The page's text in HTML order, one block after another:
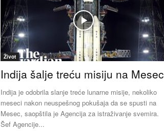
Život
Indija šalje treću misiju na Mesec
Indija je odobrila slanje treće lunarne misije, nekoliko
meseci nakon neuspešnog pokušaja da se spusti na
Mesec, saopštila je Agencija za istraživanje svemira.
Šef Agencije...